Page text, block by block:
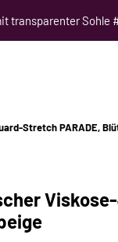
transparenter Sohle
Stretch PARADE,